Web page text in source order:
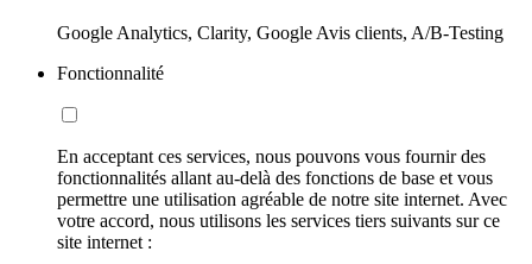
Google Analytics, Clarity, Google Avis clients, A/B-Testing
Fonctionnalité
En acceptant ces services, nous pouvons vous fournir des
fonctionnalités allant au-delà des fonctions de base et vous
permettre une utilisation agréable de notre site internet. Avec
votre accord, nous utilisons les services tiers suivants sur ce
site internet :